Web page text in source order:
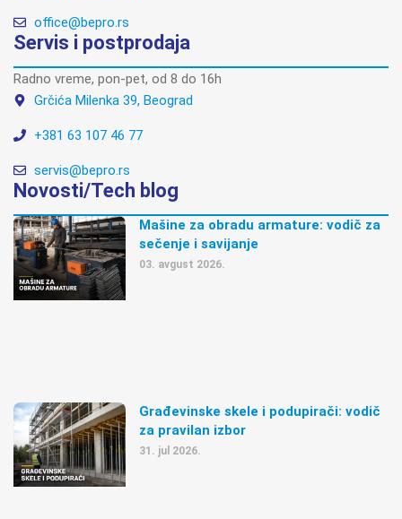
office@bepro.rs
Servis i postprodaja
Radno vreme, pon-pet, od 8 do 16h
Grčića Milenka 39, Beograd
+381 63 107 46 77
servis@bepro.rs
Novosti/Tech blog
Mašine za obradu armature: vodič za
sečenje i savijanje
03. avgust 2026.
Građevinske skele i podupirači: vodič
za pravilan izbor
31. jul 2026.